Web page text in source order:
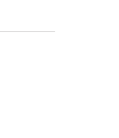
閉じ、トーク画面を再度開きます。